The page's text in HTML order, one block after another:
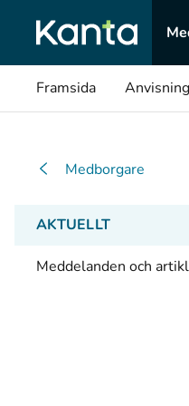
Framsida
Medborgare
AKTUELLT
Meddelanden och